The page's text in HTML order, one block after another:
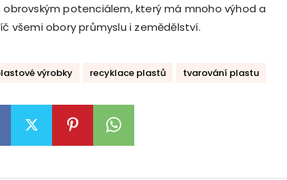
potenciálem, který má mnoho výhod a
všemi obory průmyslu i zemědělství.
výrobky recyklace plastů tvarování plastu